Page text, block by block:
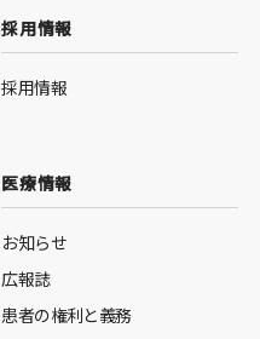
採用情報
採用情報
医療情報
お知らせ
広報誌
患者の権利と義務